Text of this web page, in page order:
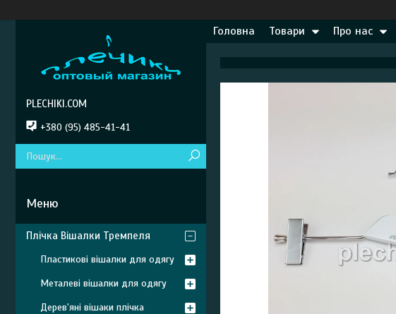
Головна Товари Про нас
PLECHIKI.COM
+380 (95) 485-41-41
Плічка Вішалки Тремпеля
Пластикові вішалки для одягу
Металеві вішалки для одягу
Дерев'яні вішаки плічка